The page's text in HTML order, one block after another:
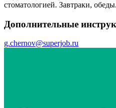
стоматологией. Завтраки,
Дополнительные
g.chernov@superjob.ru